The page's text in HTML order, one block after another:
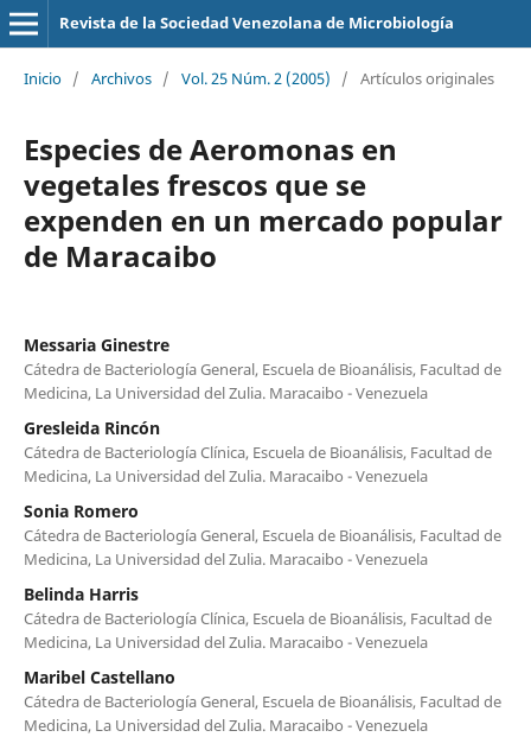
Revista de la Sociedad Venezolana de Microbiología
Inicio / Archivos / Vol. 25 Núm. 2 (2005) / Artículos originales
Especies de Aeromonas en
vegetales frescos que se
expenden en un mercado popular
de Maracaibo
Messaria Ginestre
Cátedra de Bacteriología General, Escuela de Bioanálisis, Facultad de
Medicina, La Universidad del Zulia. Maracaibo - Venezuela
Gresleida Rincón
Cátedra de Bacteriología Clínica, Escuela de Bioanálisis, Facultad de
Medicina, La Universidad del Zulia. Maracaibo - Venezuela
Sonia Romero
Cátedra de Bacteriología General, Escuela de Bioanálisis, Facultad de
Medicina, La Universidad del Zulia. Maracaibo - Venezuela
Belinda Harris
Cátedra de Bacteriología Clínica, Escuela de Bioanálisis, Facultad de
Medicina, La Universidad del Zulia. Maracaibo - Venezuela
Maribel Castellano
Cátedra de Bacteriología General, Escuela de Bioanálisis, Facultad de
Medicina, La Universidad del Zulia. Maracaibo - Venezuela